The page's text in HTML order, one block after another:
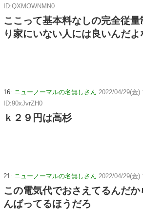
ID:QXMOWNMN0
ここって基本料なしの完全従量
り家にいない人には良いんだよ
16: ニューノーマルの名無しさん 2022/04/29(金)
ID:90xJvrZH0
ｋ２９円は高杉
21: ニューノーマルの名無しさん 2022/04/29(金
この電気代でおさえてるんだ
んばってるほうだろ